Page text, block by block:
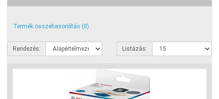
Termék összehasonlítás (0)
Rendezés: Listázás: